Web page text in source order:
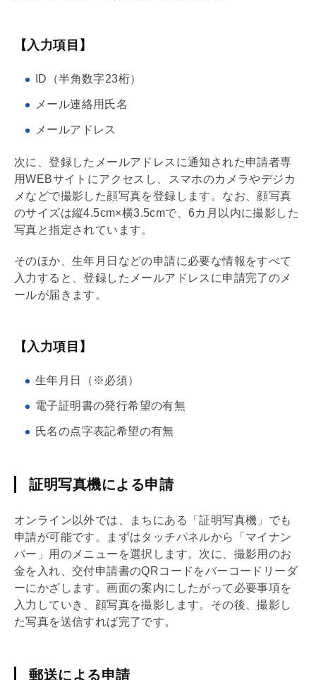
【入力項目】
ID（半角数字23桁）
メール連絡用氏名
メールアドレス
次に、登録したメールアドレスに通知された申請者専
用WEBサイトにアクセスし、スマホのカメラやデジカ
メなどで撮影した顔写真を登録します。なお、顔写真
のサイズは縦4.5cm×横3.5cmで、6カ月以内に撮影した
写真と指定されています。
そのほか、生年月日などの申請に必要な情報をすべて
入力すると、登録したメールアドレスに申請完了のメ
ールが届きます。
【入力項目】
生年月日（※必須）
電子証明書の発行希望の有無
氏名の点字表記希望の有無
証明写真機による申請
オンライン以外では、まちにある「証明写真機」でも
申請が可能です。まずはタッチパネルから「マイナン
バー」用のメニューを選択します。次に、撮影用のお
金を入れ、交付申請書のQRコードをバーコードリーダ
ーにかざします。画面の案内にしたがって必要事項を
入力していき、顔写真を撮影します。その後、撮影し
た写真を送信すれば完了です。
郵送による申請